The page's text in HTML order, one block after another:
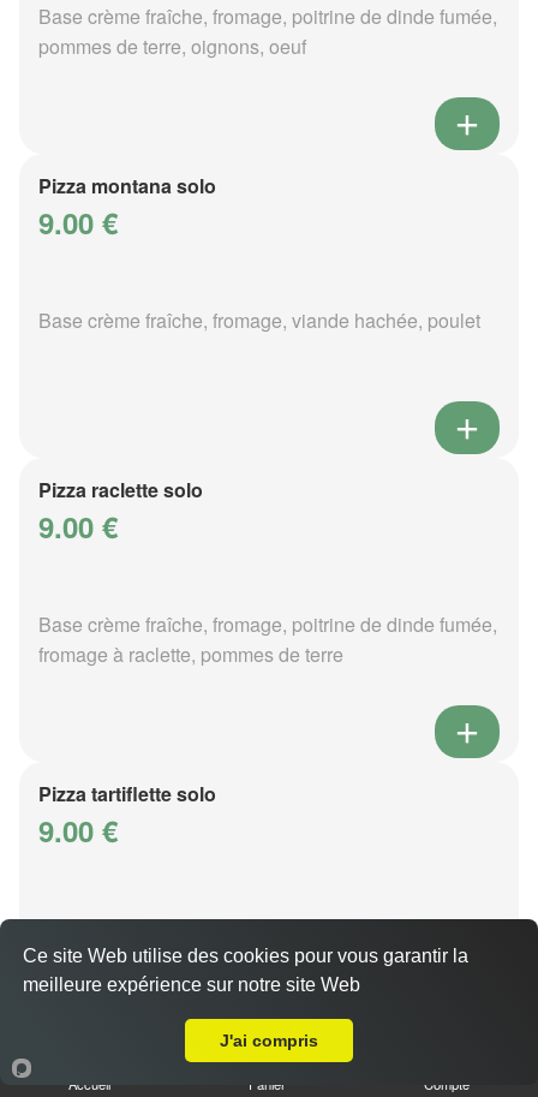
Base crème fraîche, fromage, poitrine de dinde fumée,
pommes de terre, oignons, oeuf
Pizza montana solo
9.00 €
Base crème fraîche, fromage, viande hachée, poulet
Pizza raclette solo
9.00 €
Base crème fraîche, fromage, poitrine de dinde fumée,
fromage à raclette, pommes de terre
Pizza tartiflette solo
9.00 €
Base crème fraîche, fromage, poitrine de dinde fumée,
reblochon, pommes de terre
Accueil Panier Compte
Ce site Web utilise des cookies pour vous garantir la
meilleure expérience sur notre site Web
J'ai compris